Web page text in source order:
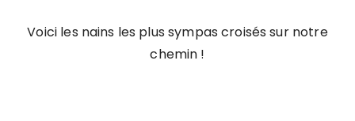
Voici les nains les plus sympas croisés sur notre
chemin !